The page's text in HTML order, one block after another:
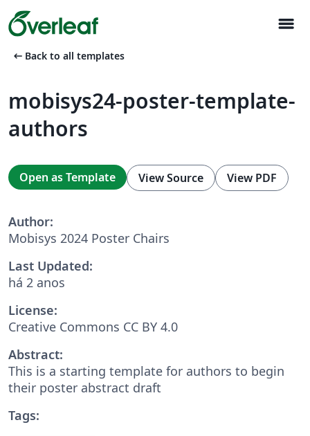
menu
arrow_left_alt Back to all templates
mobisys24-poster-template-
authors
Open as Template View Source View PDF
Author:
Mobisys 2024 Poster Chairs
Last Updated:
há 2 anos
License:
Creative Commons CC BY 4.0
Abstract:
This is a starting template for authors to begin
their poster abstract draft
Tags: